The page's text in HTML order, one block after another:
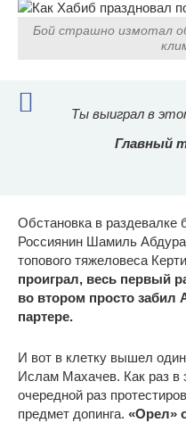
Бой страшно измотал
Ты выиграл в
Главный
Обстановка в раздевалке
Россиянин Шамиль
топового тяжеловеса
проиграл, весь первый
во втором просто забил
партере.
И вот в клетку вышел
Ислам Махачев. Как раз в
очередной раз
предмет допинга. «Орел»